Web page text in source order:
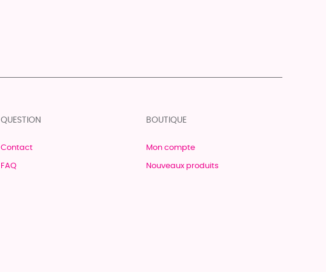
QUESTION
Contact
FAQ
BOUTIQUE
Mon compte
Nouveaux produits